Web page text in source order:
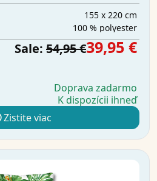
155 x 220 cm
100 % polyester
Sale: 54,95 €39,95 €
Doprava zadarmo
K dispozícii ihneď
Zistite viac